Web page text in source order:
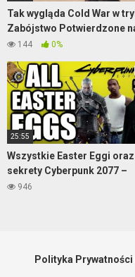
Tak wygląda Cold War w
Zabójstwo Potwierdzone
mapie Satellite
144 0%
25:55
Wszystkie Easter Eggi oraz
sekrety Cyberpunk 2077 –
cześć 1
946
Polityka